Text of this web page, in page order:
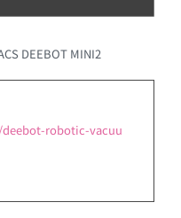
DEEBOT MINI2
robotic-vacuu